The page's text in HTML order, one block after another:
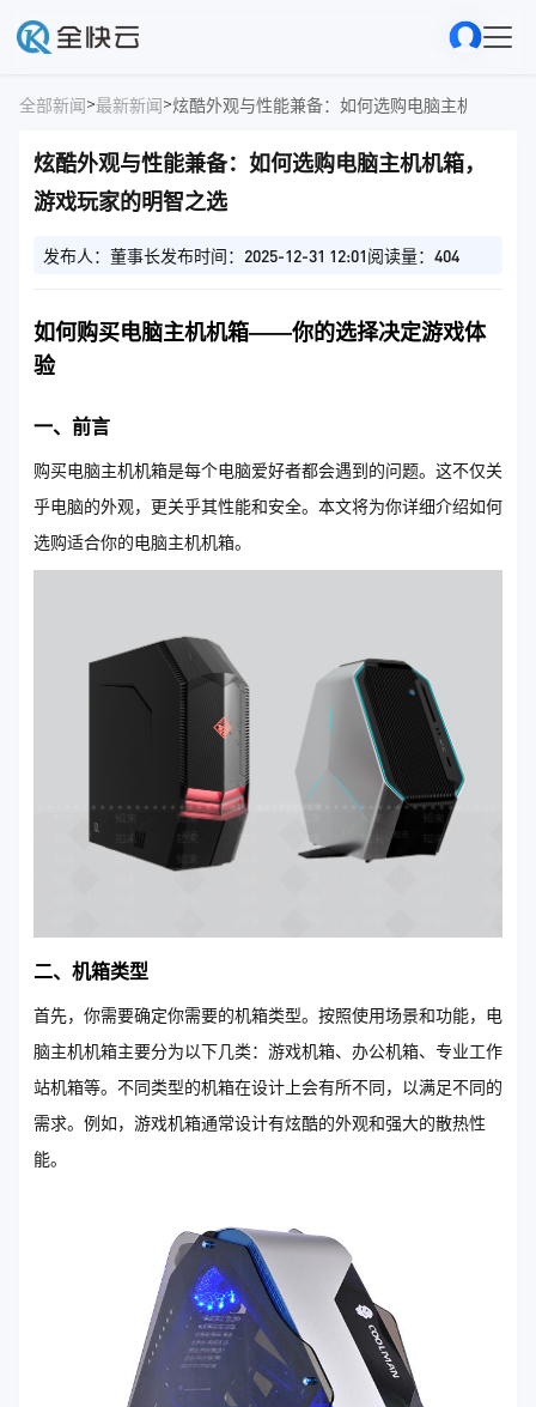
全部新闻>最新新闻>炫酷外观与性能兼备：如何选购电脑主机机箱，
炫酷外观与性能兼备：如何选购电脑主机机箱，
游戏玩家的明智之选
发布人：董事长发布时间：2025-12-31 12:01阅读量：404
如何购买电脑主机机箱——你的选择决定游戏体
验
一、前言
购买电脑主机机箱是每个电脑爱好者都会遇到的问题。这不仅关
乎电脑的外观，更关乎其性能和安全。本文将为你详细介绍如何
选购适合你的电脑主机机箱。
二、机箱类型
首先，你需要确定你需要的机箱类型。按照使用场景和功能，电
脑主机机箱主要分为以下几类：游戏机箱、办公机箱、专业工作
站机箱等。不同类型的机箱在设计上会有所不同，以满足不同的
需求。例如，游戏机箱通常设计有炫酷的外观和强大的散热性
能。